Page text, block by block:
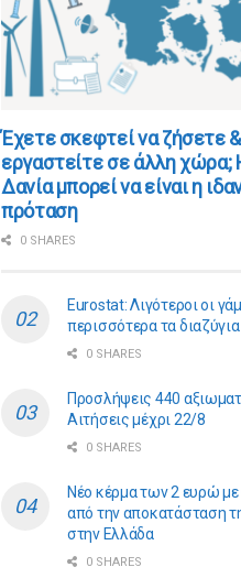
​​Έχετε σκεφτεί να ζήσετε
εργαστείτε σε άλλη χώρα;
Δανία μπορεί να είναι η
πρόταση
0 SHARES
Eurostat: Λιγότεροι οι
περισσότερα τα
0 SHARES
Προσλήψεις 440
Αιτήσεις μέχρι 22/8
0 SHARES
Νέο κέρμα των 2 ευρώ με
από την αποκατάσταση
στην Ελλάδα
0 SHARES